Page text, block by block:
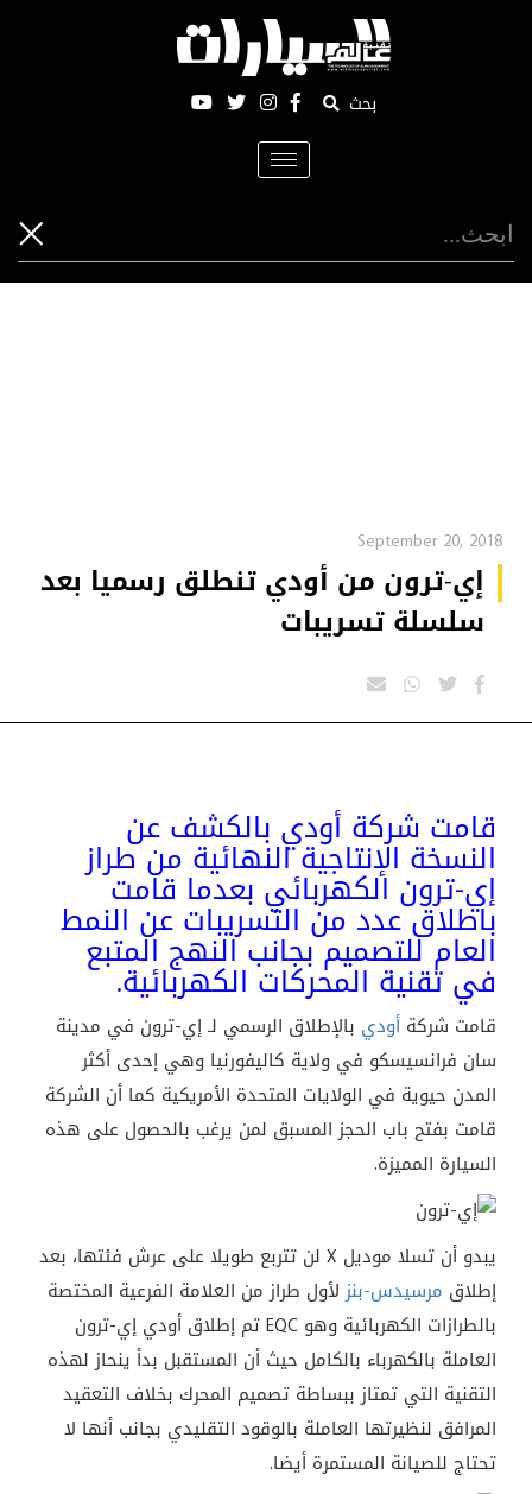
بحث
Toggle
navigation
September 20, 2018
إي-ترون من أودي تنطلق رسميا بعد
سلسلة تسريبات
قامت شركة أودي بالكشف عن
النسخة الإنتاجية النهائية من طراز
إي-ترون الكهربائي بعدما قامت
باطلاق عدد من التسريبات عن النمط
العام للتصميم بجانب النهج المتبع
في تقنية المحركات الكهربائية.
قامت شركة أودي بالإطلاق الرسمي لـ إي-ترون في مدينة
سان فرانسيسكو في ولاية كاليفورنيا وهي إحدى أكثر
المدن حيوية في الولايات المتحدة الأمريكية كما أن الشركة
قامت بفتح باب الحجز المسبق لمن يرغب بالحصول على هذه
السيارة المميزة.
يبدو أن تسلا موديل X لن تتربع طويلا على عرش فئتها، بعد
إطلاق مرسيدس-بنزلأول طراز من العلامة الفرعية المختصة
بالطرازات الكهربائية وهو EQC تم إطلاق أودي إي-ترون
العاملة بالكهرباء بالكامل حيث أن المستقبل بدأ ينحاز لهذه
التقنية التي تمتاز ببساطة تصميم المحرك بخلاف التعقيد
المرافق لنظيرتها العاملة بالوقود التقليدي بجانب أنها لا
تحتاج للصيانة المستمرة أيضا.